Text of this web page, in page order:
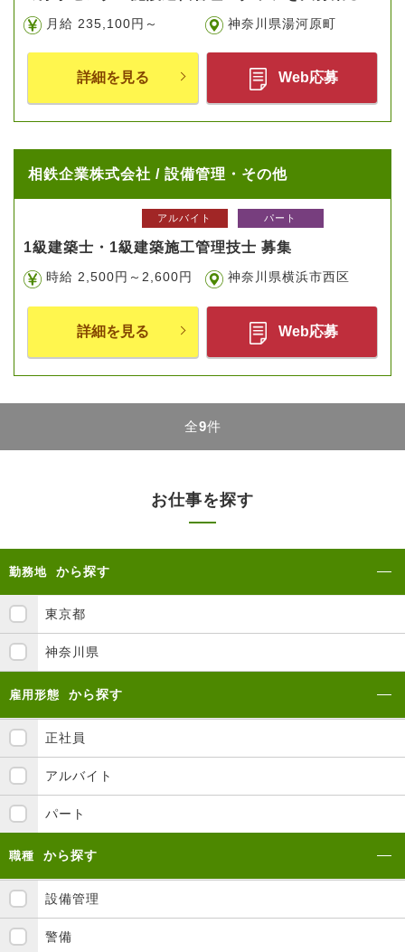
月給 235,100円～ 神奈川県湯河原町
詳細を見る Web応募
相鉄企業株式会社 / 設備管理・その他
アルバイト パート
1級建築士・1級建築施工管理技士 募集
時給 2,500円～2,600円 神奈川県横浜市西区
詳細を見る Web応募
全9件
お仕事を探す
勤務地 から探す
東京都
神奈川県
雇用形態 から探す
正社員
アルバイト
パート
職種 から探す
設備管理
警備